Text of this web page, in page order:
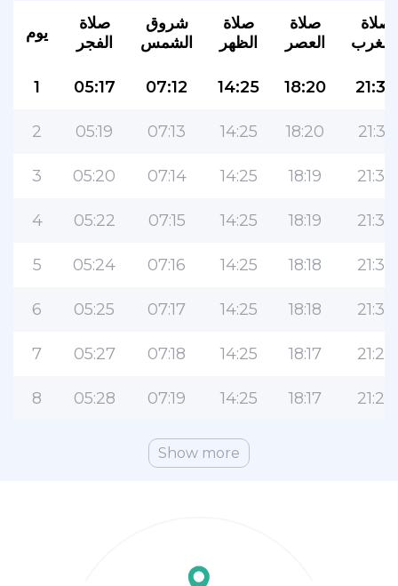
يوم
صلاة
الفجر
شروق
الشمس
صلاة
الظهر
صلاة
العصر
صلاة
1 05:17 07:12 14:25 18:20 21:36
2 05:19 07:13 14:25 18:20 21:35
3 05:20 07:14 14:25 18:19 21:34
4 05:22 07:15 14:25 18:19 21:33
5 05:24 07:16 14:25 18:18 21:32
6 05:25 07:17 14:25 18:18 21:30
7 05:27 07:18 14:25 18:17 21:29
8 05:28 07:19 14:25 18:17 21:28
Show more